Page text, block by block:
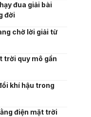
đua giải bài
đời
chờ lời giải từ
trời quy mô gần
khí hậu trong
điện mặt trời